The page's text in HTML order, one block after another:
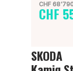
CHF
CHF
SKODA